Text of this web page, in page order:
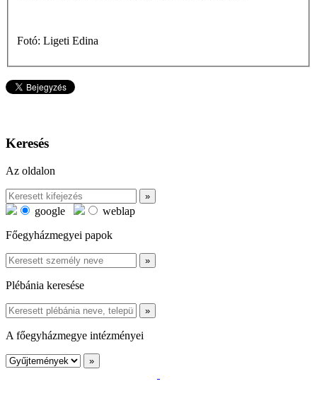
Fotó: Ligeti Edina
Keresés
Az oldalon
google
weblap
Főegyházmegyei papok
Plébánia keresése
A főegyházmegye intézményei